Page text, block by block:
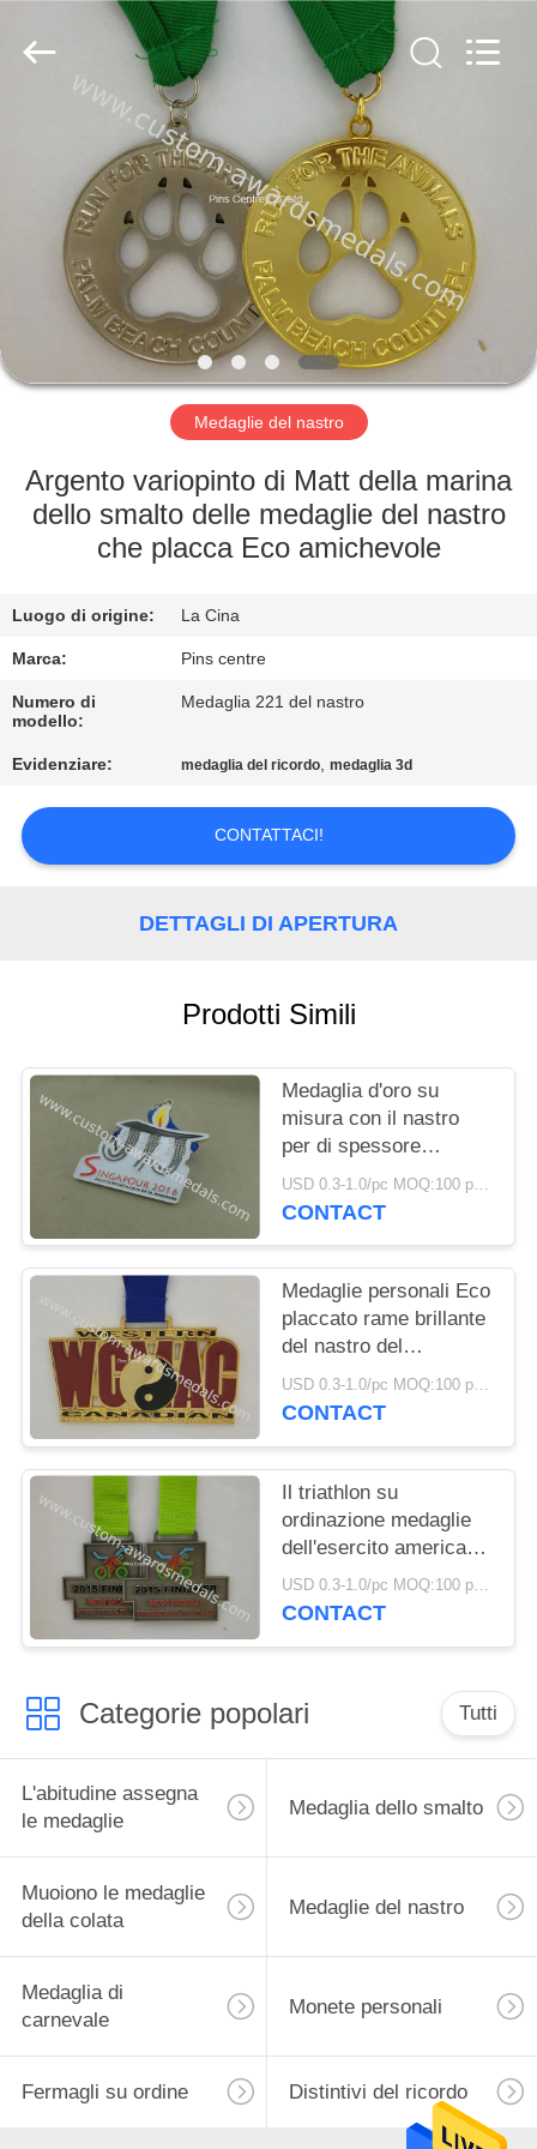
PRODOTTI
CIRCA
GIRO
FABBRICA
CONTROLLO
QUALITÀ
CONTATTICI
NOTIZIE
CASI
PRIVACY
POLICY
Rights
Reserved.
Medaglie del nastro
Argento variopinto di Matt della marina
dello smalto delle medaglie del nastro
che placca Eco amichevole
Luogo di origine: La Cina
Marca: Pins centre
Numero di
modello:
Medaglia 221 del nastro
Evidenziare: medaglia del ricordo,medaglia 3d
CONTATTACI!
DETTAGLI DI APERTURA
Prodotti Simili
Medaglia d'oro su
misura con il nastro
per di spessore
medaglioni/di sport 2 -
5 il millimetro
USD 0.3-1.0/pc MOQ:100 pc per progettazione
CONTACT
Medaglie personali Eco
placcato rame brillante
del nastro del
trasferimento di calore
amichevole
USD 0.3-1.0/pc MOQ:100 pc per progettazione
CONTACT
Il triathlon su
ordinazione medaglie
dell'esercito americano
della pressofusione,
cordicelle molli della
USD 0.3-1.0/pc MOQ:100 pc per progettazione
CONTACT
Categorie popolari Tutti
L'abitudine assegna
le medaglie
Medaglia dello smalto
Muoiono le medaglie
della colata
Medaglie del nastro
Medaglia di
carnevale
Monete personali
Fermagli su ordine Distintivi del ricordo